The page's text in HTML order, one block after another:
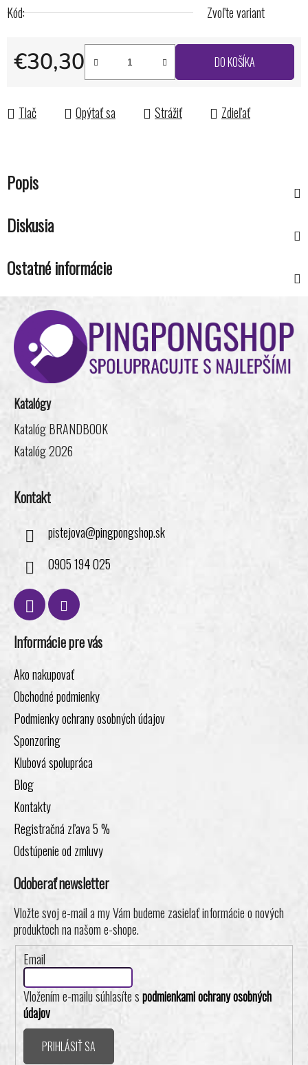
Kód:
Zvoľte variant
€30,30 DO KOŠÍKA
Tlač Opýtať sa Strážiť Zdieľať
Popis
Diskusia
Ostatné informácie
Z
Katalógy
Katalóg BRANDBOOK
Katalóg 2026
Kontakt
pistejova@pingpongshop.sk
0905 194 025
Informácie pre vás
Ako nakupovať
Obchodné podmienky
Podmienky ochrany osobných údajov
Sponzoring
Klubová spolupráca
Blog
Kontakty
Registračná zľava 5 %
Odstúpenie od zmluvy
Odoberať newsletter
Vložte svoj e-mail a my Vám budeme zasielať informácie o nových
produktoch na našom e-shope.
Email
Vložením e-mailu súhlasíte spodmienkami ochrany osobných
údajov
PRIHLÁSIŤ SA